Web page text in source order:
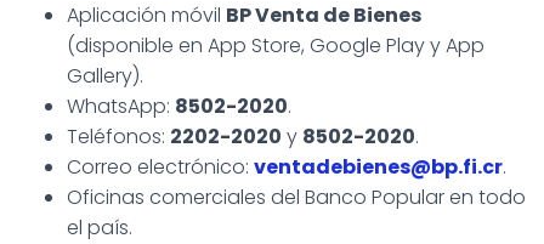
Aplicación móvil BP Venta de Bienes
(disponible en App Store, Google Play y App
Gallery).
WhatsApp: 8502-2020.
Teléfonos: 2202-2020 y 8502-2020.
Correo electrónico: ventadebienes@bp.fi.cr.
Oficinas comerciales del Banco Popular en todo
el país.